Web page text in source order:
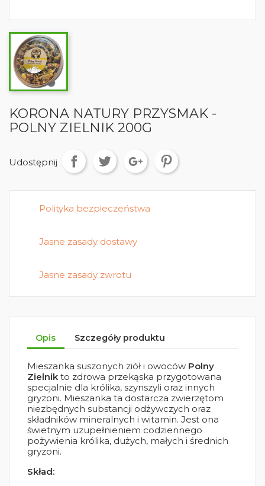
KORONA NATURY PRZYSMAK -
POLNY ZIELNIK 200G
Udostępnij
Polityka bezpieczeństwa
Jasne zasady dostawy
Jasne zasady zwrotu
Opis Szczegóły produktu
Mieszanka suszonych ziół i owoców Polny
Zielnik to zdrowa przekąska przygotowana
specjalnie dla królika, szynszyli oraz innych
gryzoni. Mieszanka ta dostarcza zwierzętom
niezbędnych substancji odżywczych oraz
składników mineralnych i witamin. Jest ona
świetnym uzupełnieniem codziennego
pożywienia królika, dużych, małych i średnich
gryzoni.
Skład: